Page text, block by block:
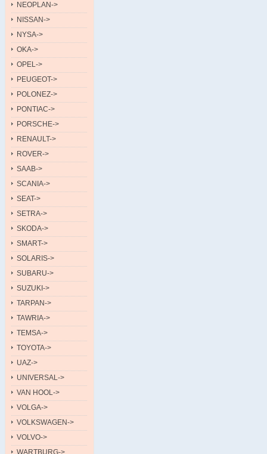
NEOPLAN->
NISSAN->
NYSA->
OKA->
OPEL->
PEUGEOT->
POLONEZ->
PONTIAC->
PORSCHE->
RENAULT->
ROVER->
SAAB->
SCANIA->
SEAT->
SETRA->
SKODA->
SMART->
SOLARIS->
SUBARU->
SUZUKI->
TARPAN->
TAWRIA->
TEMSA->
TOYOTA->
UAZ->
UNIVERSAL->
VAN HOOL->
VOLGA->
VOLKSWAGEN->
VOLVO->